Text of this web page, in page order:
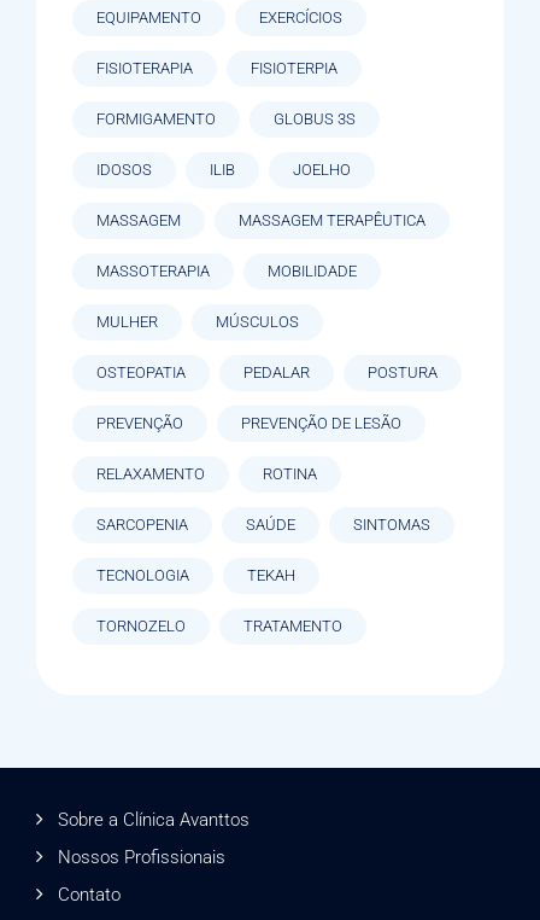
EQUIPAMENTO EXERCÍCIOS
FISIOTERAPIA FISIOTERPIA
FORMIGAMENTO GLOBUS 3S
IDOSOS ILIB JOELHO
MASSAGEM MASSAGEM TERAPÊUTICA
MASSOTERAPIA MOBILIDADE
MULHER MÚSCULOS
OSTEOPATIA PEDALAR POSTURA
PREVENÇÃO PREVENÇÃO DE LESÃO
RELAXAMENTO ROTINA
SARCOPENIA SAÚDE SINTOMAS
TECNOLOGIA TEKAH
TORNOZELO TRATAMENTO
Sobre a Clínica Avanttos
Nossos Profissionais
Contato